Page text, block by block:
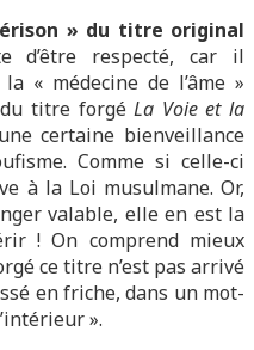
» du titre original
respecté, car il
« médecine de l’âme »
du titre forgéLa Voie et la
certaine bienveillance
Comme si celle-ci
à la Loi musulmane. Or,
valable, elle en est la
! On comprend mieux
ce titre n’est pas arrivé
en friche, dans un mot-
».